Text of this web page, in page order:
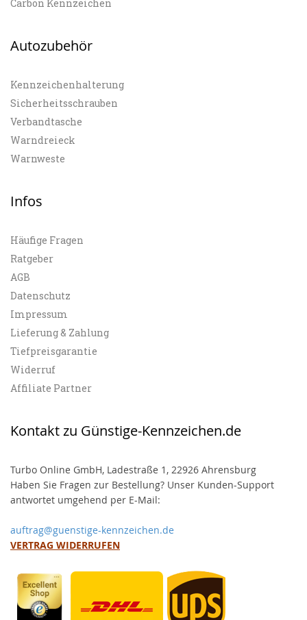
Carbon Kennzeichen
Autozubehör
Kennzeichenhalterung
Sicherheitsschrauben
Verbandtasche
Warndreieck
Warnweste
Infos
Häufige Fragen
Ratgeber
AGB
Datenschutz
Impressum
Lieferung & Zahlung
Tiefpreisgarantie
Widerruf
Affiliate Partner
Kontakt zu Günstige-Kennzeichen.de
Turbo Online GmbH, Ladestraße 1, 22926 Ahrensburg
Haben Sie Fragen zur Bestellung? Unser Kunden-Support
antwortet umgehend per E-Mail:
auftrag@guenstige-kennzeichen.de
VERTRAG WIDERRUFEN